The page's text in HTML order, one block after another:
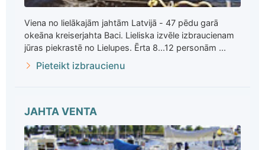
Viena no lielākajām jahtām Latvijā - 47 pēdu garā
okeāna kreiserjahta Baci. Lieliska izvēle izbraucienam
jūras piekrastē no Lielupes. Ērta 8...12 personām ...
Pieteikt izbraucienu
JAHTA VENTA